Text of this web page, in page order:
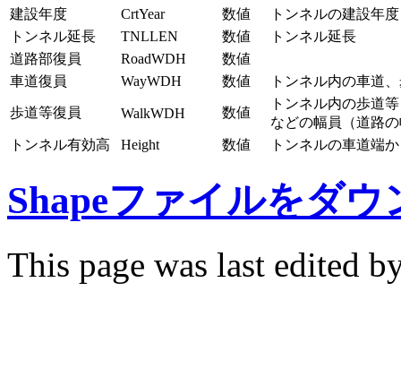
建設年度
CrtYear 数値
トンネルの建設年度
トンネル延長
TNLLEN 数値
トンネル延長
道路部復員
RoadWDH
数値
車道復員
WayWDH 数値 トンネル内の車道
歩道等復員 WalkWDH 数値
トンネル内の歩道
などの幅員（道路
トンネル有効高
Height 数値 トンネルの車道端
Shapeファイルをダ
This page was last edited